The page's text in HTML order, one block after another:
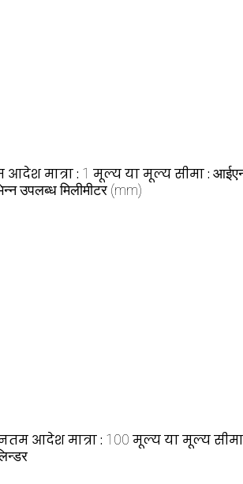
मात्रा : 1 मूल्य या मूल्य सीमा :
उपलब्ध मिलीमीटर (mm)
आदेश मात्रा : 100 मूल्य या मूल्य